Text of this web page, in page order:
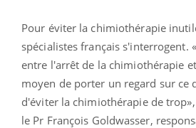
Pour éviter la chimiothérapie
spécialistes français s'interrogent.
entre l'arrêt de la chimiothérapie
moyen de porter un regard sur ce
d'éviter la chimiothérapie de
le Pr François Goldwasser,